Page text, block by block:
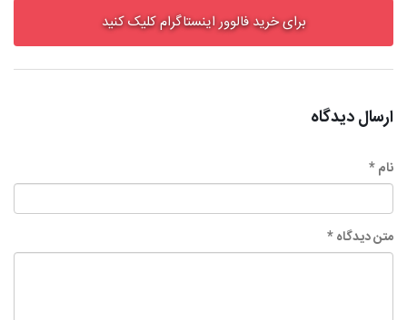
برای خرید فالوور اینستاگرام کلیک کنید
ارسال دیدگاه
نام *
متن دیدگاه *